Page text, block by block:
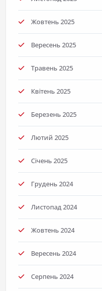
Жовтень 2025
Вересень 2025
Травень 2025
Квітень 2025
Березень 2025
Лютий 2025
Січень 2025
Грудень 2024
Листопад 2024
Жовтень 2024
Вересень 2024
Серпень 2024